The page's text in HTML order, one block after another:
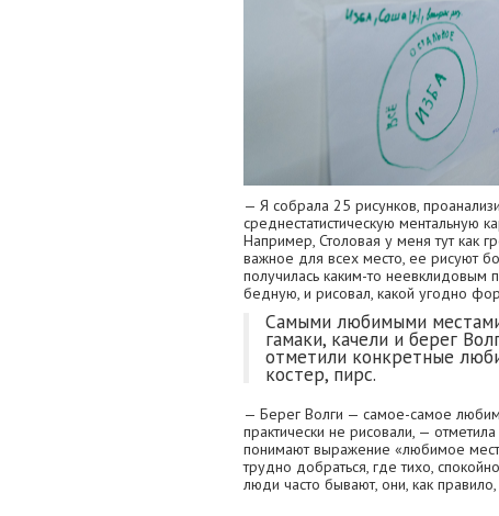
— Я собрала 25 рисунков,
среднестатистическую ментальную
Например, Столовая у меня тут как
важное для всех место, ее рисуют
получилась каким-то неевклидовым
бедную, и рисовал, какой угодно
Самыми любимыми
гамаки, качели и берег
отметили конкретные
костер, пирс.
— Берег Волги — самое-самое
практически не рисовали, —
понимают выражение «любимое
трудно добраться, где тихо,
люди часто бывают, они, как